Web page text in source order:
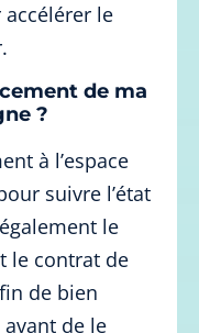
le
de ma
?
à l’espace
suivre l’état
le
le contrat de
de bien
de le